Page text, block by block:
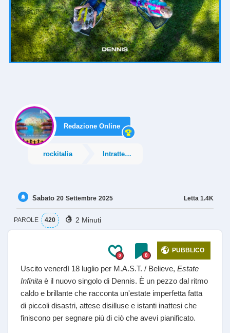
Redazione Online
rockitalia Intrattenimento
Letta 1.4K
Sabato 20 Settembre 2025
PAROLE 420 2 Minuti
0 0
PUBBLICO
Uscito venerdì 18 luglio per M.A.S.T. / Believe, Estate
Infinita è il nuovo singolo di Dennis. È un pezzo dal ritmo
caldo e brillante che racconta un'estate imperfetta fatta
di piccoli disastri, attese disilluse e istanti inattesi che
finiscono per segnare più di ciò che avevi pianificato.